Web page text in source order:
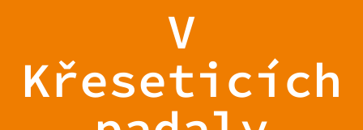
V
Křeseticích